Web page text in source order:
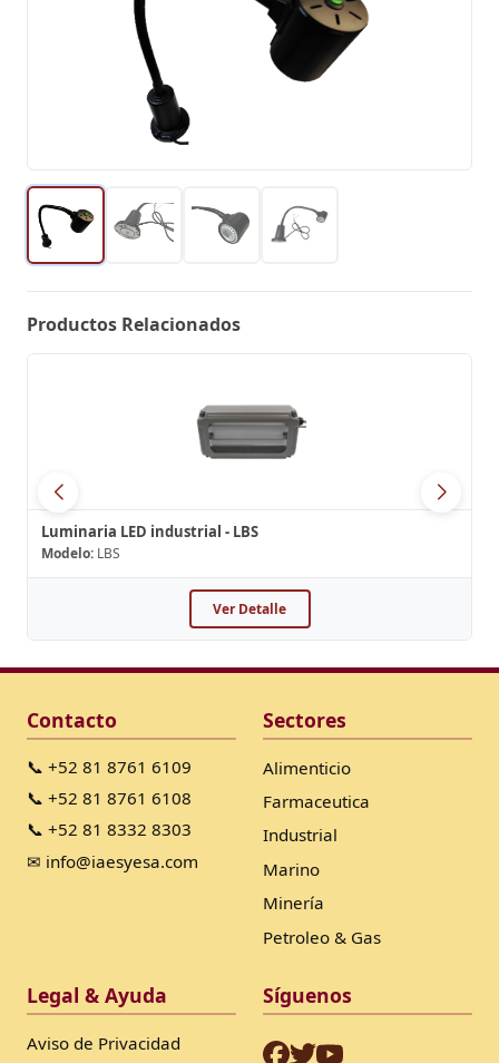
Productos Relacionados
Luminaria LED industrial - LBS
Modelo: LBS
Ver Detalle
Contacto
📞 +52 81 8761 6109
📞 +52 81 8761 6108
📞 +52 81 8332 8303
✉ info@iaesyesa.com
Sectores
Alimenticio
Farmaceutica
Industrial
Marino
Minería
Petroleo & Gas
Legal & Ayuda
Aviso de Privacidad
Síguenos